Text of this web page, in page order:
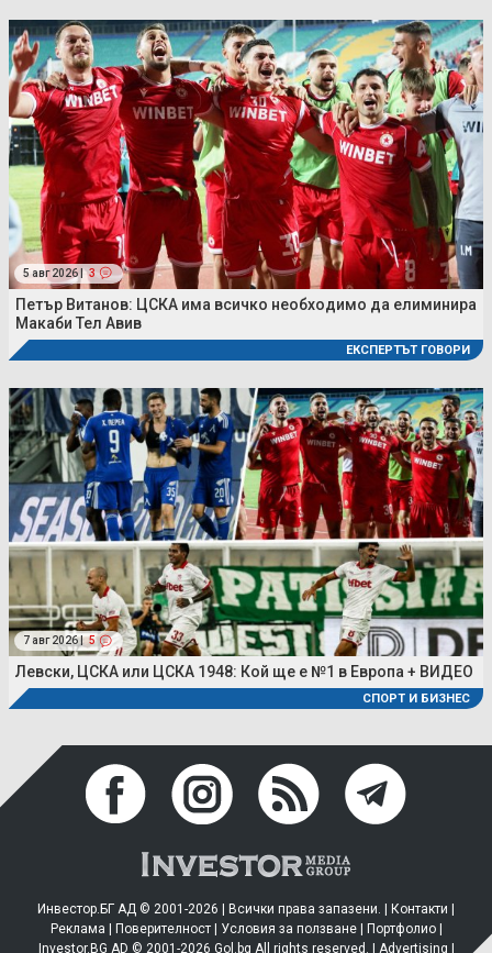
5 авг 2026 | 3
Петър Витанов: ЦСКА има всичко необходимо да елиминира
Макаби Тел Авив
ЕКСПЕРТЪТ ГОВОРИ
7 авг 2026 | 5
Левски, ЦСКА или ЦСКА 1948: Кой ще е №1 в Европа + ВИДЕО
СПОРТ И БИЗНЕС
Инвестор.БГ АД © 2001-2026 | Всички права запазени. | Контакти
Реклама
Поверителност| Условия за ползване| Портфолио|
Investor.BG AD © 2001-2026 Gol.bg All rights reserved. | Advertising